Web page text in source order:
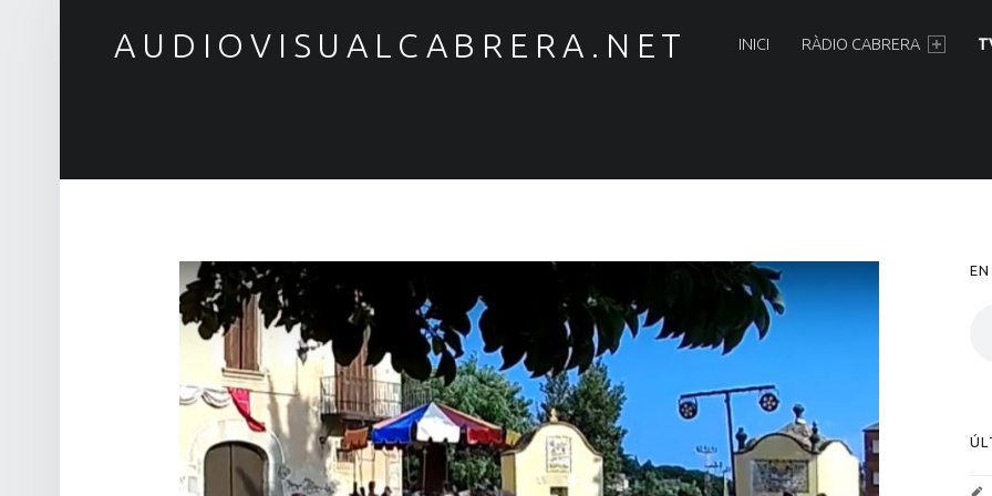
AUDIOVISUALCABRERA.NET INICI RÀDIO CABRERA